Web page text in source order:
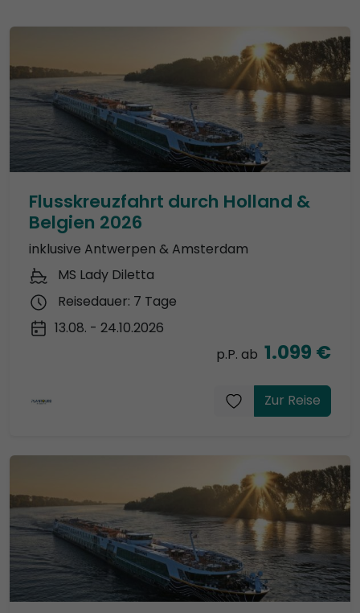
Flusskreuzfahrt durch Holland &
Belgien 2026
inklusive Antwerpen & Amsterdam
MS Lady Diletta
Reisedauer: 7 Tage
13.08. - 24.10.2026
p.P. ab 1.099 €
Zur Reise